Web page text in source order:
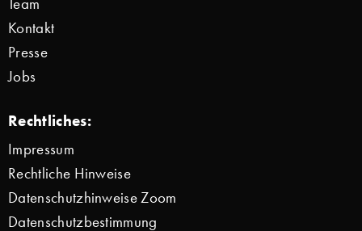
Kontakt
Presse
Jobs
Rechtliches:
Impressum
Rechtliche Hinweise
Datenschutzhinweise Zoom
Datenschutzbestimmung